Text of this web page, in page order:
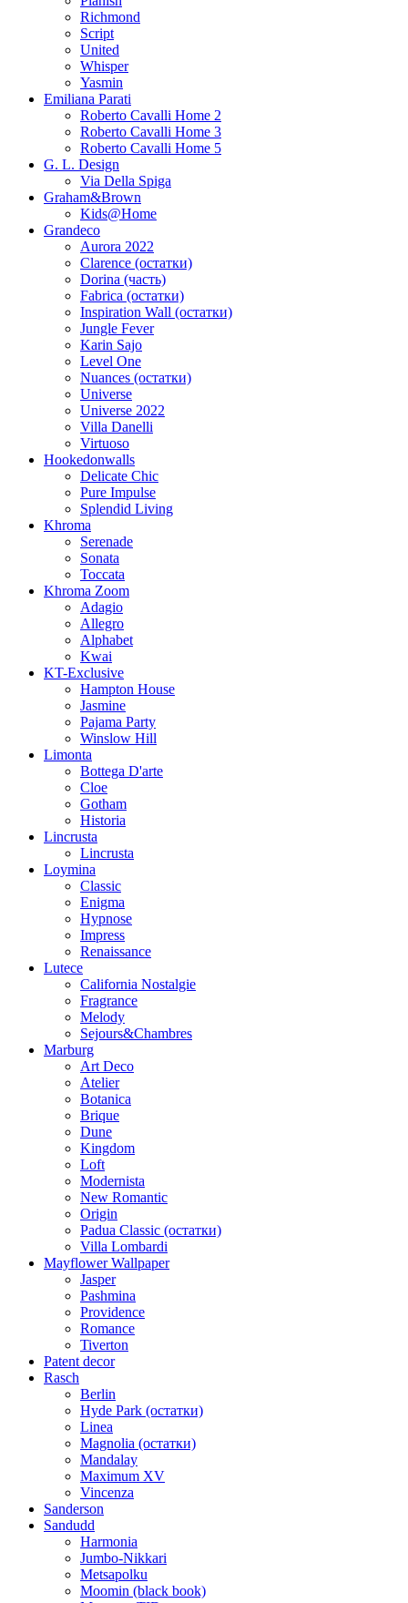
Richmond
Script
United
Whisper
Yasmin
Emiliana Parati
Roberto Cavalli Home 2
Roberto Cavalli Home 3
Roberto Cavalli Home 5
G. L. Design
Via Della Spiga
Graham&Brown
Kids@Home
Grandeco
Aurora 2022
Clarence (остатки)
Dorina (часть)
Fabrica (остатки)
Inspiration Wall (остатки)
Jungle Fever
Karin Sajo
Level One
Nuances (остатки)
Universe
Universe 2022
Villa Danelli
Virtuoso
Hookedonwalls
Delicate Chic
Pure Impulse
Splendid Living
Khroma
Serenade
Sonata
Toccata
Khroma Zoom
Adagio
Allegro
Alphabet
Kwai
KT-Exclusive
Hampton House
Jasmine
Pajama Party
Winslow Hill
Limonta
Bottega D'arte
Cloe
Gotham
Historia
Lincrusta
Lincrusta
Loymina
Classic
Enigma
Hypnose
Impress
Renaissance
Lutece
California Nostalgie
Fragrance
Melody
Sejours&Chambres
Marburg
Art Deco
Atelier
Botanica
Brique
Dune
Kingdom
Loft
Modernista
New Romantic
Origin
Padua Classic (остатки)
Villa Lombardi
Mayflower Wallpaper
Jasper
Pashmina
Providence
Romance
Tiverton
Patent decor
Rasch
Berlin
Hyde Park (остатки)
Linea
Magnolia (остатки)
Mandalay
Maximum XV
Vincenza
Sanderson
Sandudd
Harmonia
Jumbo-Nikkari
Metsapolku
Moomin (black book)